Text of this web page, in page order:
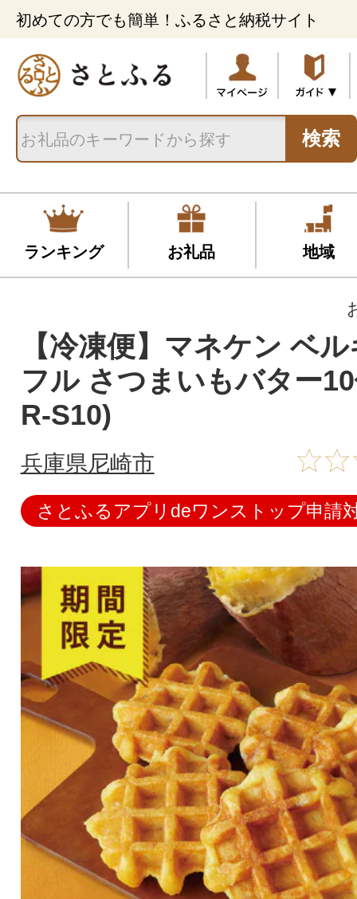
初めての方でも簡単！ふるさと納税サイト
検索
ランキング お礼品 地域
【冷凍便】マネケン ベ
フル さつまいもバター
R-S10)
兵庫県尼崎市
さとふるアプリdeワンストップ申請